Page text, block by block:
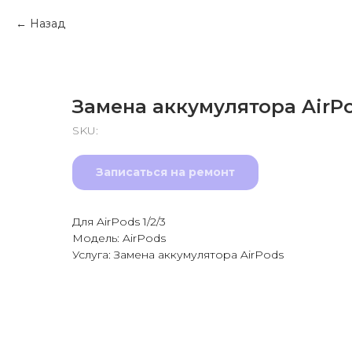
Назад
Замена аккумулятора
SKU:
Записаться на ремонт
Для AirPods 1/2/3
Модель: AirPods
Услуга: Замена аккумулятора AirPods